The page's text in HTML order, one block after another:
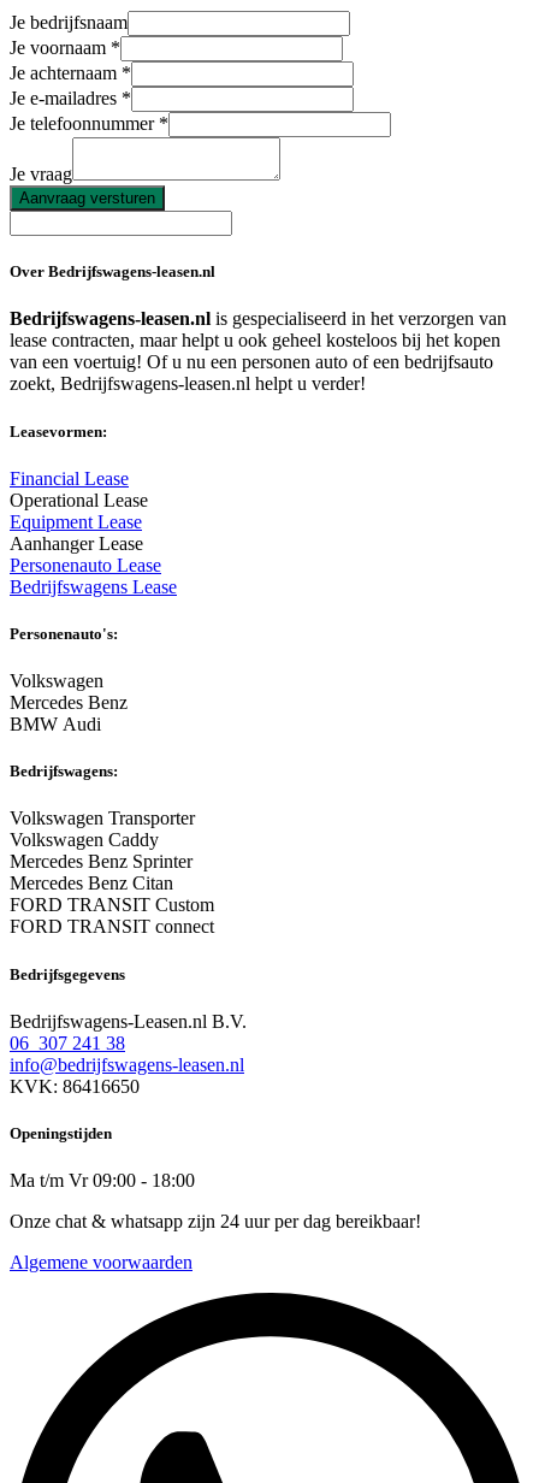
Je bedrijfsnaam
Je voornaam
Je achternaam
Je e-mailadres
Je telefoonnummer
Je vraag
Aanvraag versturen
Over Bedrijfswagens-leasen.nl
Bedrijfswagens-leasen.nl is gespecialiseerd in het verzorgen van
lease contracten, maar helpt u ook geheel kosteloos bij het kopen
van een voertuig! Of u nu een personen auto of een bedrijfsauto
zoekt, Bedrijfswagens-leasen.nl helpt u verder!
Leasevormen:
Financial Lease
Operational Lease
Equipment Lease
Aanhanger Lease
Personenauto Lease
Bedrijfswagens Lease
Personenauto's:
Volkswagen
Mercedes Benz
BMW Audi
Bedrijfswagens:
Volkswagen Transporter
Volkswagen Caddy
Mercedes Benz Sprinter
Mercedes Benz Citan
FORD TRANSIT Custom
FORD TRANSIT connect
Bedrijfsgegevens
Bedrijfswagens-Leasen.nl B.V.
06 307 241 38
info@bedrijfswagens-leasen.nl
KVK: 86416650
Openingstijden
Ma t/m Vr 09:00 - 18:00
Onze chat & whatsapp zijn 24 uur per dag bereikbaar!
Algemene voorwaarden